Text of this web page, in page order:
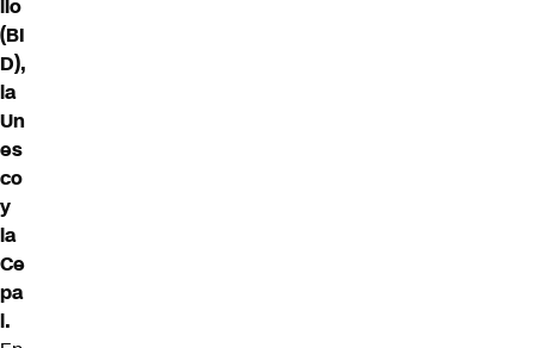
llo
(BI
D),
la
Un
es
co
y
la
Ce
pa
l.